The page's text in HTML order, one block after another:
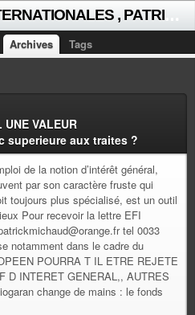
Archives Tags
VALEUR
superieure aux traites ?
de la notion d’intérêt général,
par son caractère fruste qui
toujours plus spécialisé, est un outil
Pour recevoir la lettre EFI
tel 0033
notamment dans le cadre du
POURRA T IL ETRE REJETE
D INTERET GENERAL,, AUTRES
change de mains : le fonds